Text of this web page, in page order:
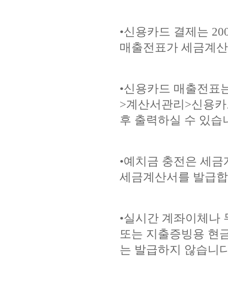
•신용카드 결제는
매출전표가 세금계
•신용카드 매출전표
>계산서관리>신용
후 출력하실 수 있습
•예치금 충전은 세
세금계산서를 발급
•실시간 계좌이체나
또는 지출증빙용 현
는 발급하지 않습니